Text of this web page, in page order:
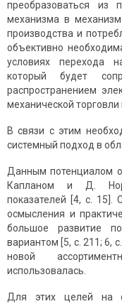
преобразоваться из
механизма в
производства и
объективно
условиях перехода
который будет
распространением
механической торговли
В связи с этим
системный подход в
Данным потенциалом
Капланом и Д.
показателей [4, с. 15].
осмысления и
большое развитие
вариантом [5, с. 211; 6,
новой
использовалась.
Для этих целей на